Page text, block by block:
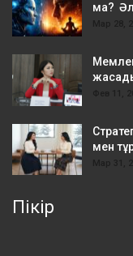
ма?
Мар 28,
Фев 11,
мен
Мар 31,
Пікір